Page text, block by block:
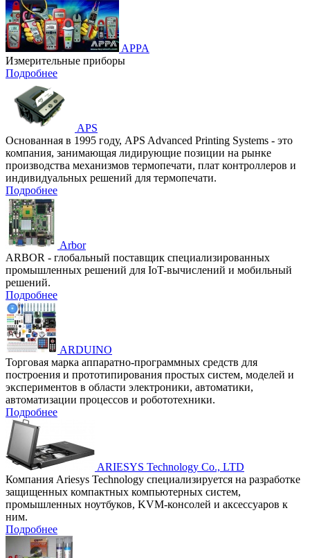
APPA
Измерительные приборы
Подробнее
APS
Основанная в 1995 году, APS Advanced Printing Systems - это
компания, занимающая лидирующие позиции на рынке
производства механизмов термопечати, плат контроллеров и
индивидуальных решений для термопечати.
Подробнее
Arbor
ARBOR - глобальный поставщик специализированных
промышленных решений для IoT-вычислений и мобильный
решений.
Подробнее
ARDUINO
Торговая марка аппаратно-программных средств для
построения и прототипирования простых систем, моделей и
экспериментов в области электроники, автоматики,
автоматизации процессов и робототехники.
Подробнее
ARIESYS Technology Co., LTD
Компания Ariesys Technology специализируется на разработке
защищенных компактных компьютерных систем,
промышленных ноутбуков, KVM-консолей и аксессуаров к
ним.
Подробнее